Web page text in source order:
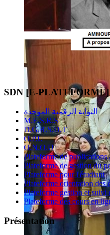
SDN [E-PLATEFORME]
البوابة الرقمية الموحدة
M.E.S.R.S
D.G.R.S.D.T
O.P.U
O.N.O.U
Plateforme de publications
Plateforme de gestion du
Plateforme pour l'étudiant
Plateforme orientation des
Plateforme gestion et suivi
Plateforme des cours en
Présentation